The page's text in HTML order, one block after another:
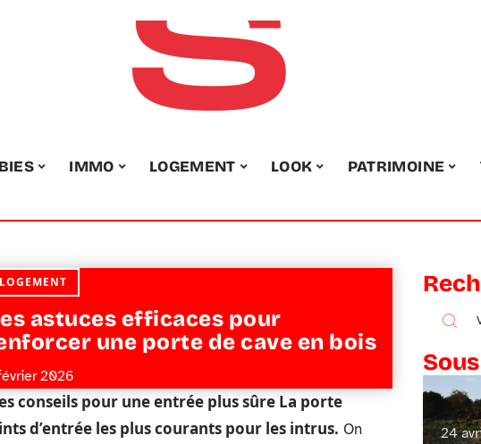
IMMO LOGEMENT LOOK PATRIMOINE
LOGEMENT
astuces efficaces pour
une porte de cave en bois
2026
conseils pour une entrée plus sûre La porte
d’entrée les plus courants pour les intrus. On
24